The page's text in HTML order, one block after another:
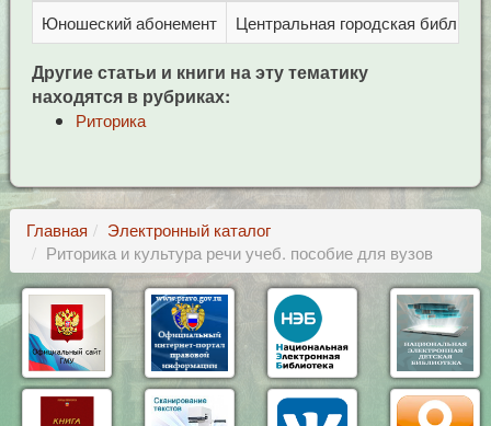
Юношеский абонемент Центральная городская
Другие статьи и книги на эту тематику
находятся в рубриках:
Риторика
Главная
Электронный каталог
Риторика и культура речи учеб. пособие для вузов